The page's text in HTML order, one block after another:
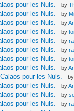
pour les Nuls. - by
pour les Nuls. - by
pour les Nuls. - by
pour les Nuls. - by
pour les Nuls. - by
pour les Nuls. - by
pour les Nuls. - by
pour les Nuls. - by
pour les Nuls. -
pour les Nuls. - by
pour les Nuls. - by
pour les Nuls. - by